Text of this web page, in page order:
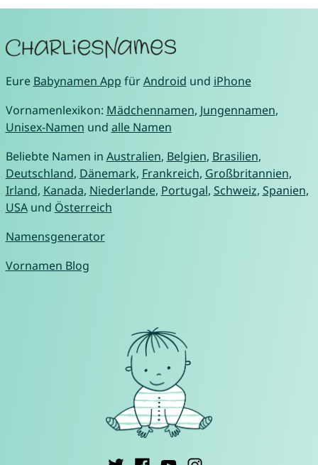
Eure Babynamen App fürAndroid und iPhone
Vornamenlexikon: Mädchennamen, Jungennamen,
Unisex-Namen und alle Namen
Beliebte Namen in Australien, Belgien, Brasilien,
Deutschland, Dänemark, Frankreich, Großbritannien,
Irland, Kanada, Niederlande, Portugal, Schweiz, Spanien,
USAund Österreich
Namensgenerator
Vornamen Blog